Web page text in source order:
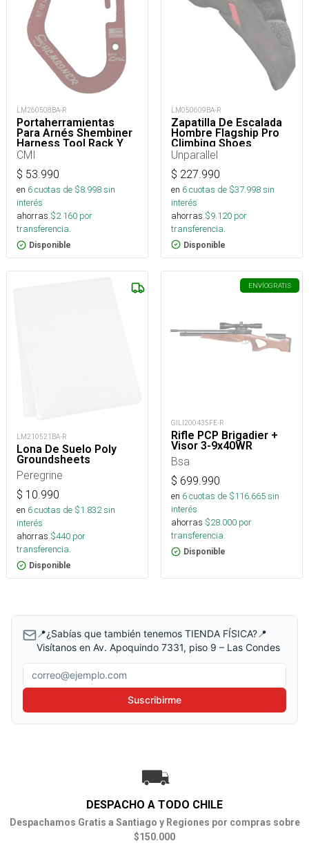
LM260508BA-R
Portaherramientas
Para Arnés Shembiner
Harness Tool Rack Y
Arborismo
CMI
$ 53.990
en 6cuotas de $8.998sin
interés
ahorras $2.160 por
transferencia.
Disponible
LM050609BA-R
Zapatilla De Escalada
Hombre Flagship Pro
Climbing Shoes
Unparallel
$ 227.990
en 6cuotas de $37.998sin
interés
ahorras $9.120 por
transferencia.
Disponible
LM210521BA-R
Lona De Suelo Poly
Groundsheets
Peregrine
$ 10.990
en 6cuotas de $1.832sin
interés
ahorras $440 por
transferencia.
Disponible
ENVÍOGRATIS
GILI200435FE-R
Rifle PCP Brigadier +
Visor 3-9x40WR
Bsa
$ 699.990
en 6cuotas de $116.665sin
interés
ahorras $28.000 por
transferencia.
Disponible
📍¿Sabías que también tenemos TIENDA FÍSICA?📍
Visítanos en Av. Apoquindo 7331, piso 9 – Las Condes
Correo electrónico
Suscribirme
DESPACHO A TODO CHILE
Despachamos Gratis a Santiago y Regiones por compras sobre
$150.000